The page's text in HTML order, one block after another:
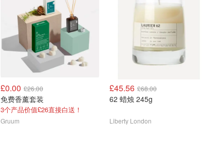
£0.00 £26.00
免费香薰套装
3个产品价值£26直接白送！
Gruum
£45.56 £68.00
62 蜡烛 245g
Liberty London